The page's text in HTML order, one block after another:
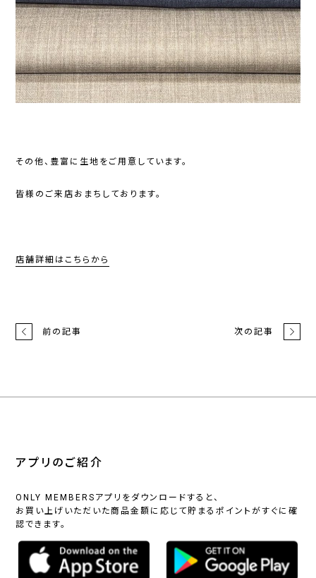
その他、豊富に生地をご用意しています。
皆様のご来店おまちしております。
店舗詳細はこちらから
前の記事 次の記事
アプリのご紹介
ONLY MEMBERSアプリをダウンロードすると、
お買い上げいただいた商品金額に応じて貯まるポイントがすぐに確
認できます。